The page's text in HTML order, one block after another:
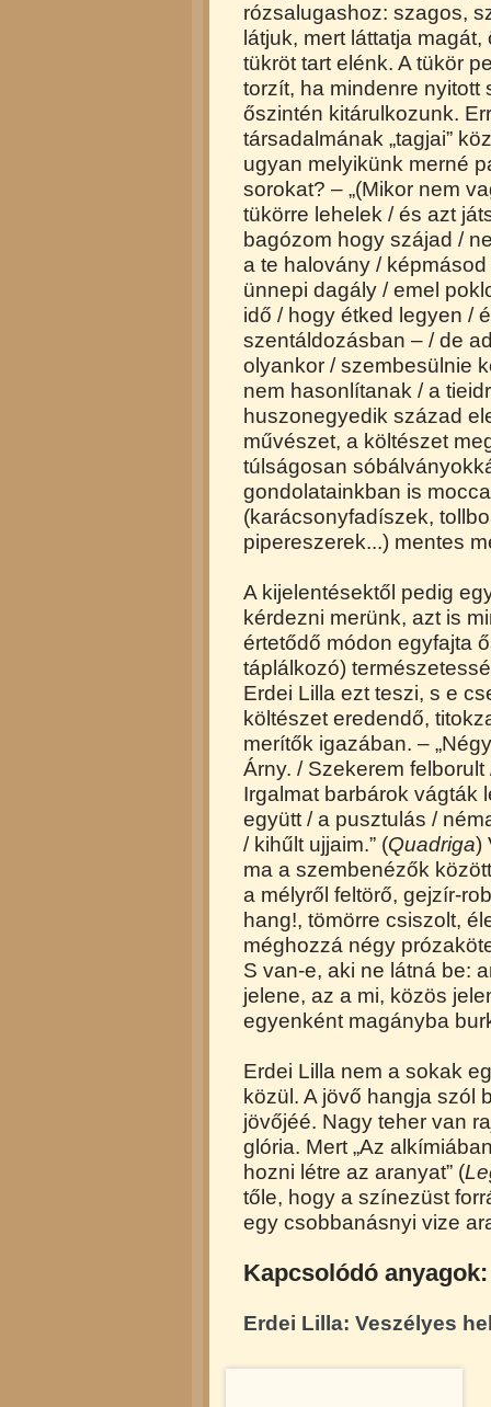
rózsalugashoz: szagos,
látjuk, mert láttatja
tükröt tart elénk. A tükör
torzít, ha mindenre nyitott
őszintén kitárulkozunk.
társadalmának „tagjai”
ugyan melyikünk merné
sorokat? – „(Mikor nem
tükörre lehelek / és azt
bagózom hogy szájad /
a te halovány /
ünnepi dagály / emel
idő / hogy étked legyen /
szentáldozásban – / de
olyankor / szembesülnie
nem hasonlítanak / a
huszonegyedik század
művészet, a költészet
túlságosan
gondolatainkban is
(karácsonyfadíszek,
pipereszerek...) mentes
A kijelentésektől pedig
kérdezni merünk, azt is
értetődő módon egyfajta
táplálkozó)
Erdei Lilla ezt teszi, s e
költészet eredendő,
merítők igazában. –
Árny. / Szekerem
Irgalmat barbárok vágták
együtt / a pusztulás /
/ kihűlt ujjaim.” (Quadriga)
ma a szembenézők
a mélyről feltörő, gejzír-
hang!, tömörre csiszolt,
méghozzá négy
S van-e, aki ne látná be:
jelene, az a mi, közös
egyenként magányba
Erdei Lilla nem a sokak
közül. A jövő hangja szól
jövőjéé. Nagy teher van
glória. Mert „Az
hozni létre az aranyat” (
tőle, hogy a színezüst
egy csobbanásnyi vize
Kapcsolódó anyagok:
Erdei Lilla: Veszélyes